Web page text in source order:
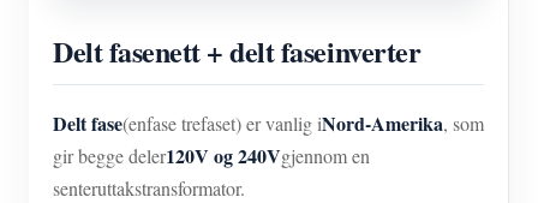
Delt fasenett + delt faseinverter
Delt fase(enfase trefaset) er vanlig iNord-Amerika, som
gir begge deler120V og 240Vgjennom en
senteruttakstransformator.